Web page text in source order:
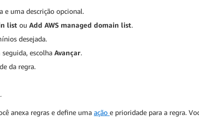
e uma descrição opcional.
list ou Add AWS managed domain list.
desejada.
seguida, escolha Avançar.
da regra.
.
anexa regras e define uma ação e prioridade para a regra.